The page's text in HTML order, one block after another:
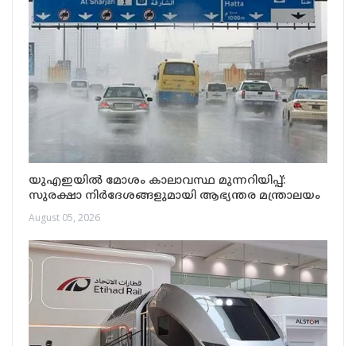
യുഎഇയിൽ മോശം കാലാവസ്ഥ മുന്നറിയിപ്പ്:
സുരക്ഷാ നിർദേശങ്ങളുമായി ആഭ്യന്തര മന്ത്രാലയം
August 05, 2026